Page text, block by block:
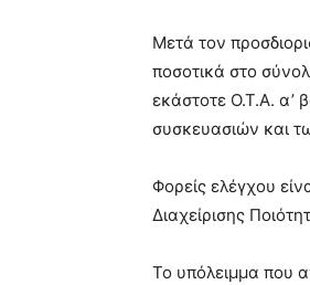
Μετά τον
ποσοτικά στο
εκάστοτε Ο.Τ.Α. α’
συσκευασιών και
Φορείς ελέγχου
Διαχείρισης
Το υπόλειμμα που